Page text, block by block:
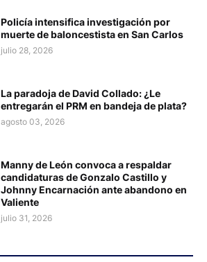
Policía intensifica investigación por
muerte de baloncestista en San Carlos
julio 28, 2026
La paradoja de David Collado: ¿Le
entregarán el PRM en bandeja de plata?
agosto 03, 2026
Manny de León convoca a respaldar
candidaturas de Gonzalo Castillo y
Johnny Encarnación ante abandono en
Valiente
julio 31, 2026